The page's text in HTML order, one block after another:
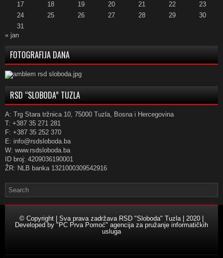
17
18 19 20 21 22
23
24
25 26 27 28 29
30
31
« jan
FOTOGRAFIJA DANA
RSD “SLOBODA” TUZLA
A: Trg Stara tržnica 10, 75000 Tuzla, Bosna i Hercegovina
T: +387 35 271 281
F: +387 35 252 370
E: info@rsdsloboda.ba
W: www.rsdsloboda.ba
ID broj: 4209036190001
ŽR: NLB banka 1321000309542916
© Copyright | Sva prava zadržava RSD "Sloboda" Tuzla | 2020 |
Developed by "PC Prva Pomoć" agencija za pružanje informatičkih
usluga